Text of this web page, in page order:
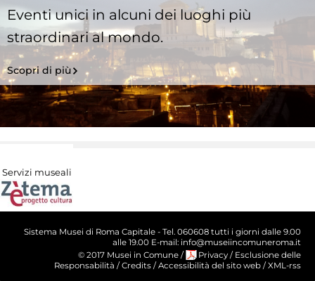
Eventi unici in alcuni dei luoghi più
straordinari al mondo.
Scopri di più
Servizi museali
Sistema Musei di Roma Capitale - Tel. 060608 tutti i giorni dalle 9.00
alle 19.00 E-mail: info@museiincomuneroma.it
© 2017 Musei in Comune / Privacy / Esclusione delle
Responsabilità /Credits /Accessibilità del sito web /XML-rss